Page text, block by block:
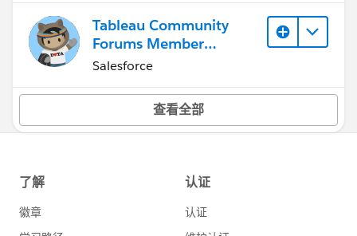
Tableau Community
Forums Member
(Inactive)
Salesforce
查看全部